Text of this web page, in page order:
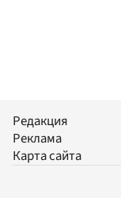
Редакция
Реклама
Карта сайта